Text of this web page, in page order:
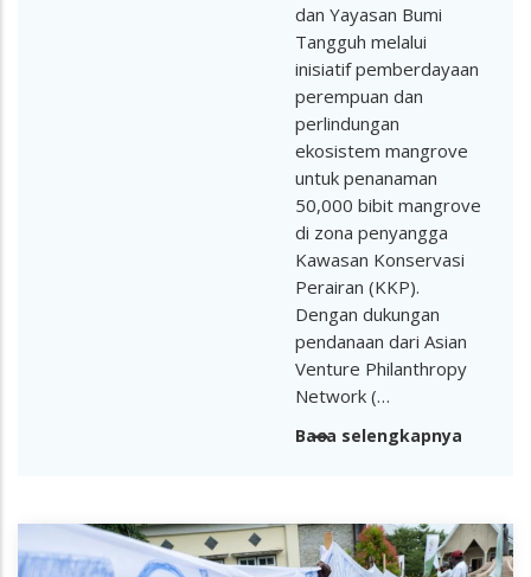
dan Yayasan Bumi
Tangguh melalui
inisiatif pemberdayaan
perempuan dan
perlindungan
ekosistem mangrove
untuk penanaman
50,000 bibit mangrove
di zona penyangga
Kawasan Konservasi
Perairan (KKP).
Dengan dukungan
pendanaan dari Asian
Venture Philanthropy
Network (…
Baca selengkapnya